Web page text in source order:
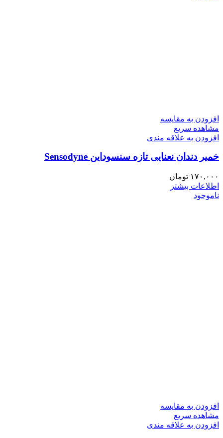
افزودن به مقایسه
مشاهده سریع
افزودن به علاقه مندی
خمیر دندان نعنایی تازه سنسوداین Sensodyne
۱۷۰,۰۰۰ تومان
اطلاعات بیشتر
ناموجود
افزودن به مقایسه
مشاهده سریع
افزودن به علاقه مندی